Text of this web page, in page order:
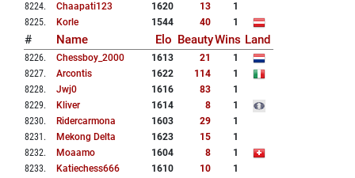
8224. Chaapati123 1620 13
1
8225. Korle 1544 40 1
# Name Elo BeautyWins Land
8226. Chessboy_2000 1613 21
1
8227. Arcontis 1622 114
1
8228. Jwj0 1616 83
1
8229. Kliver 1614 8
1
8230. Ridercarmona 1603 29
1
8231 . Mekong Delta 1623 15
1
8232. Moaamo 1604 8
1
8233. Katiechess666 1610 10
1